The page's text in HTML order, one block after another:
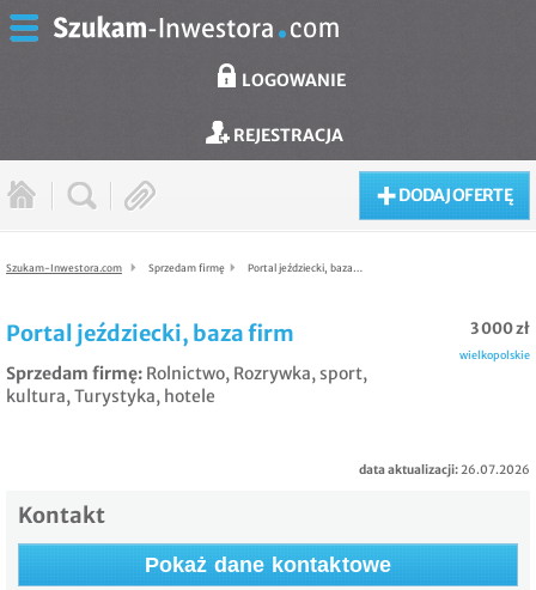
LOGOWANIE
REJESTRACJA
DODAJ OFERTĘ
Szukam-Inwestora.com Sprzedam firmę Portal jeździecki, baza…
Portal jeździecki, baza firm
Sprzedam firmę: Rolnictwo, Rozrywka, sport,
kultura,Turystyka, hotele
3 000 zł
wielkopolskie
data aktualizacji:26.07.2026
Kontakt
Pokaż dane kontaktowe